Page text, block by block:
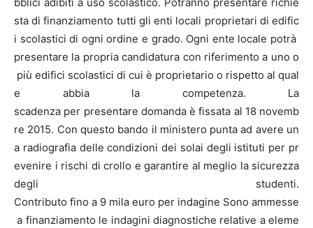
bblici adibiti a uso scolastico. Potranno presentare richie
sta di finanziamento tutti gli enti locali proprietari di edific
i scolastici di ogni ordine e grado. Ogni ente locale potrà
presentare la propria candidatura con riferimento a uno o
più edifici scolastici di cui è proprietario o rispetto al qual
e abbia la competenza. La
scadenza per presentare domanda è fissata al 18 novemb
re 2015. Con questo bando il ministero punta ad avere un
a radiografia delle condizioni dei solai degli istituti per pr
evenire i rischi di crollo e garantire al meglio la sicurezza
degli studenti.
Contributo fino a 9 mila euro per indagine Sono ammesse
a finanziamento le indagini diagnostiche relative a eleme